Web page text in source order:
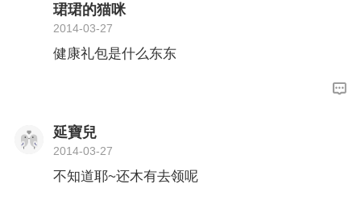
珺珺的猫咪
2014-03-27
健康礼包是什么东东
延寶兒
2014-03-27
不知道耶~还木有去领呢